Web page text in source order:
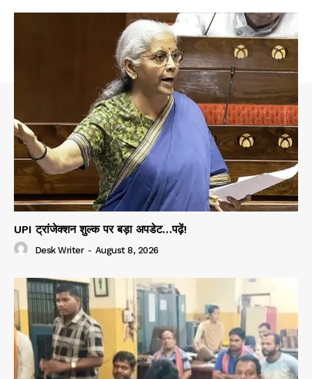
UPI ट्रांजेक्शन शुल्क पर बड़ा अपडेट…पढ़ें!
Desk Writer - August 8, 2026